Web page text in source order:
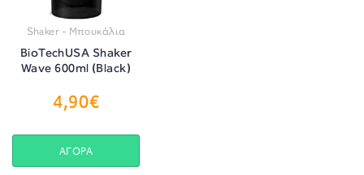
Shaker - Μπουκάλια
BioTechUSA Shaker
Wave 600ml (Black)
4,90€
ΑΓΟΡΑ